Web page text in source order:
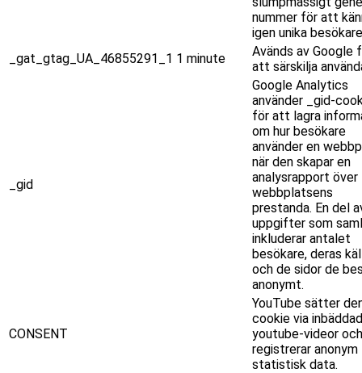
nummer för att
igen unika
_gat_gtag_UA_46855291_1 1 minute
Avänds av Google
att särskilja
_gid
Google Analytics
använder _gid-
för att lagra
om hur besökare
använder en
när den skapar en
analysrapport över
webbplatsens
prestanda. En del
uppgifter som
inkluderar antalet
besökare, deras
och de sidor de
anonymt.
CONSENT
YouTube sätter
cookie via
youtube-videor och
registrerar anonym
statistisk data.